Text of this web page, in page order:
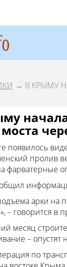
→ В КРЫМУ
появилось
пролив
фарватерные
арки на
– говорится в
месяц
–
по